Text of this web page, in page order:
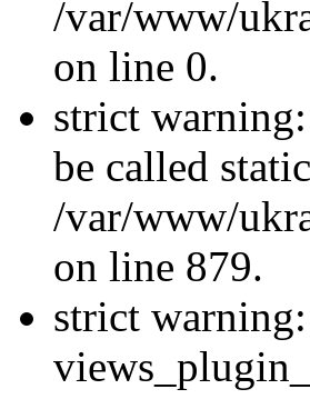
/var/www/
on line 0.
strict
be called
/var/www/
on line 879.
strict